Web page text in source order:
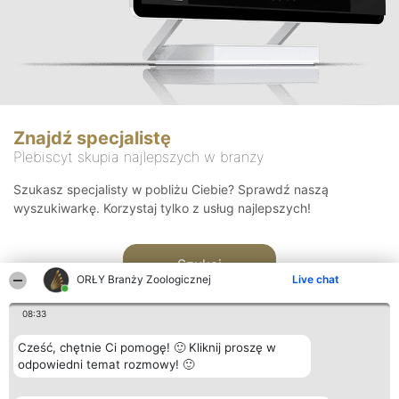
ORŁY Branży Zoologicznej Live chat
08:33
Cześć, chętnie Ci pomogę! 🙂 Kliknij proszę w
odpowiedni temat rozmowy! 🙂
Znajdź specjalistę
Plebiscyt skupia najlepszych w branży
Szukasz specjalisty w pobliżu Ciebie? Sprawdź naszą
wyszukiwarkę. Korzystaj tylko z usług najlepszych!
Szukaj
Organizator plebiscytu Plebiscyt Kontakt